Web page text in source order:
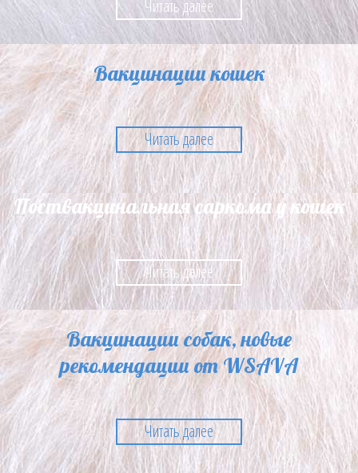
Читать далее
Вакцинации кошек
Читать далее
Поствакцинальная саркома у кошек
Читать далее
Вакцинации собак, новые
рекомендации от WSAVA
Читать далее